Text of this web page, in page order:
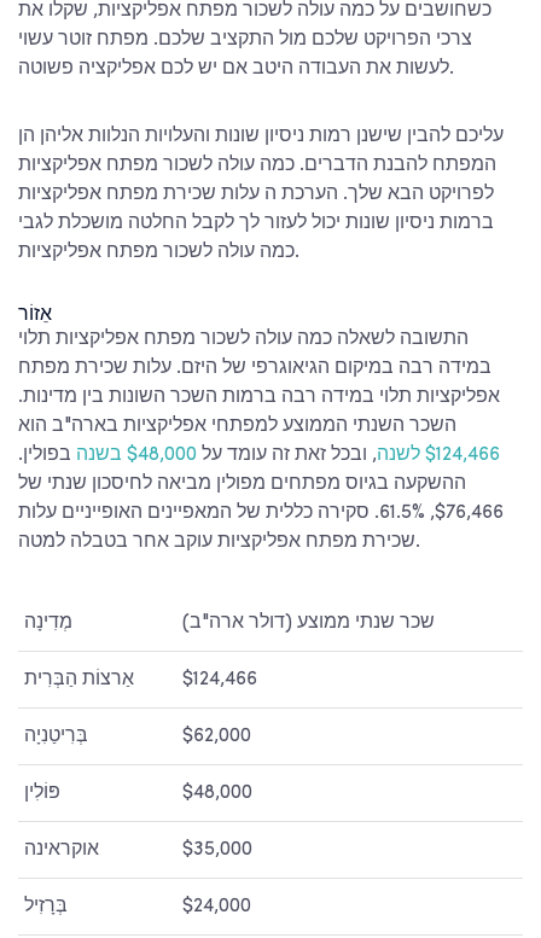
כשחושבים על כמה עולה לשכור מפתח אפליקציות, שקלו את
צרכי הפרויקט שלכם מול התקציב שלכם. מפתח זוטר עשוי
לעשות את העבודה היטב אם יש לכם אפליקציה פשוטה.
עליכם להבין שישנן רמות ניסיון שונות והעלויות הנלוות אליהן הן
המפתח להבנת הדברים. כמה עולה לשכור מפתח אפליקציות
לפרויקט הבא שלך. הערכת ה עלות שכירת מפתח אפליקציות
ברמות ניסיון שונות יכול לעזור לך לקבל החלטה מושכלת לגבי
כמה עולה לשכור מפתח אפליקציות.
התשובה לשאלה כמה עולה לשכור מפתח אפליקציות תלוי
במידה רבה במיקום הגיאוגרפי של היזם. עלות שכירת מפתח
אפליקציות תלוי במידה רבה ברמות השכר השונות בין מדינות.
השכר השנתי הממוצע למפתחי אפליקציות בארה"ב הוא
$124,466 לשנה
, ובכל זאת זה עומד על $48,000 בשנה
בפולין.
ההשקעה בגיוס מפתחים מפולין מביאה לחיסכון שנתי של
$76,466, 61.5%. סקירה כללית של המאפיינים האופייניים
עלות
שכירת מפתח אפליקציות עוקב אחרבטבלה למטה.
מְדִינָה שכר שנתי ממוצע (דולר ארה"ב)
אַרצוֹת הַבְּרִית $124,466
בְּרִיטַנִיָה $62,000
פּוֹלִין $48,000
אוקראינה $35,000
בְּרָזִיל $24,000